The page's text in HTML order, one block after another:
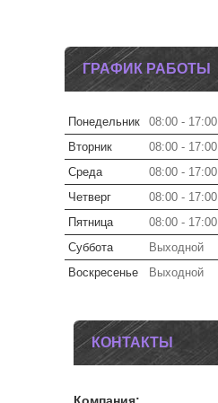
ГРАФИК РАБОТЫ
Понедельник 08:00 17:00
Вторник
08:00 17:00
Среда
08:00 17:00
Четверг
08:00 17:00
Пятница
08:00 17:00
Суббота
Выходной
Воскресенье
Выходной
КОНТАКТЫ